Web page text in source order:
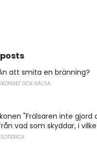
att smita en bränning?
OCH HÄLSA
"Frälsaren inte gjord
vad som skyddar, i